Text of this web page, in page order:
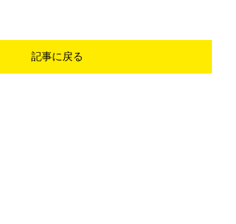
記事に戻る